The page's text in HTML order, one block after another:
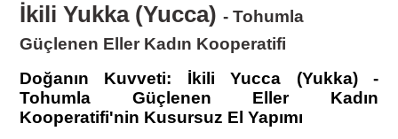
İkili Yukka (Yucca) - Tohumla
Güçlenen Eller Kadın Kooperatifi
Doğanın Kuvveti: İkili Yucca (Yukka) -
Tohumla Güçlenen Eller Kadın
Kooperatifi'nin Kusursuz El Yapımı